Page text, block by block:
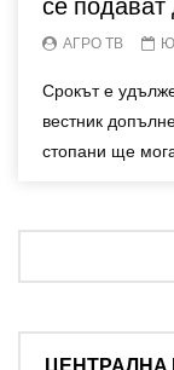
АГРО ТВ
Срокът е
вестник
стопани ще